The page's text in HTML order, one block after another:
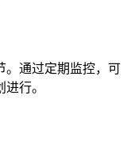
。通过定期监控，可
行。